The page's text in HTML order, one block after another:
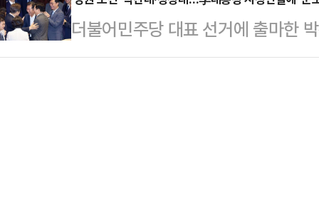
익 실현 매물 출회로 하락 마감했
를 보였다. 프리마켓에서 30만원을
2.45% 오른 2…
점 항만으로서 환적은 기본, 물류
된다.북극항로는 말 그대로 북극해
더불어민주당 대표 선거에 출마한
가경정예산안 시정연설 기회를 빌